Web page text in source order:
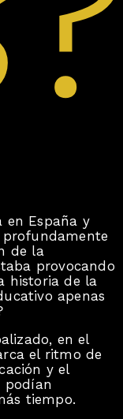
en España y
profundamente
de la
provocando
historia de la
apenas
en el
el ritmo de
y el
podían
tiempo.